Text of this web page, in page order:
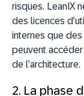
risques. LeanIX
des licences d’
internes que
peuvent
de l’architecture.
2. La phase